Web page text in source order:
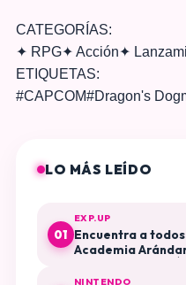
CATEGORÍAS:
✦ RPG✦ Acción✦
ETIQUETAS:
#CAPCOM#Dragon's
LO MÁS LEÍDO
01
EXP.UP
Encuentra a
Academia
NINTENDO